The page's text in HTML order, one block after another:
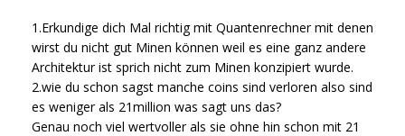
1.Erkundige dich Mal richtig mit Quantenrechner mit denen
wirst du nicht gut Minen können weil es eine ganz andere
Architektur ist sprich nicht zum Minen konzipiert wurde.
2.wie du schon sagst manche coins sind verloren also sind
es weniger als 21million was sagt uns das?
Genau noch viel wertvoller als sie ohne hin schon mit 21